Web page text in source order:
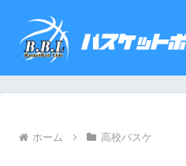
ホーム 高校バスケ